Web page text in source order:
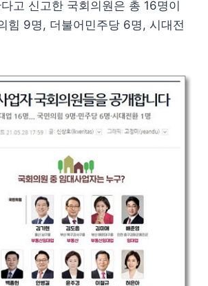
고 신고한 국회의원은 총 16명이
힘 9명, 더불어민주당 6명, 시대전